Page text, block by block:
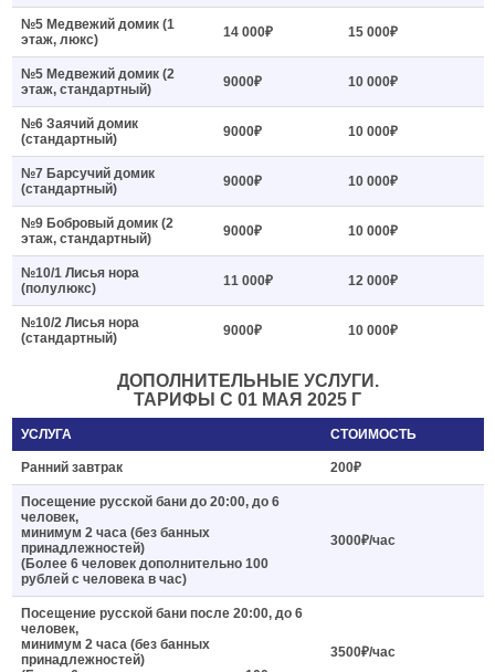
№5 Медвежий домик (1
этаж, люкс)
14 000₽ 15 000₽
№5 Медвежий домик (2
этаж, стандартный)
9000₽ 10 000₽
№6 Заячий домик
(стандартный)
9000₽ 10 000₽
№7 Барсучий домик
(стандартный)
9000₽ 10 000₽
№9 Бобровый домик (2
этаж, стандартный)
9000₽ 10 000₽
№10/1 Лисья нора
(полулюкс)
11 000₽ 12 000₽
№10/2 Лисья нора
(стандартный)
9000₽ 10 000₽
ДОПОЛНИТЕЛЬНЫЕ УСЛУГИ.
ТАРИФЫ С 01 МАЯ 2025 Г
УСЛУГА СТОИМОСТЬ
Ранний завтрак 200₽
Посещение русской бани до 20:00, до 6
человек,
минимум 2 часа (без банных
принадлежностей)
(Более 6 человек дополнительно 100
рублей с человека в час)
3000₽/час
Посещение русской бани после 20:00, до 6
человек,
минимум 2 часа (без банных
принадлежностей)
3500₽/час